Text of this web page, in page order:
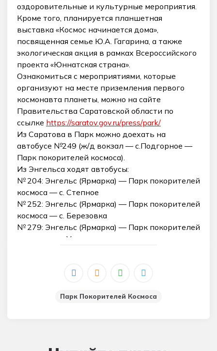
оздоровительные и культурные мероприятия.
Кроме того, планируется планшетная
выставка «Космос начинается дома»,
посвященная семье Ю.А. Гагарина, а также
экологическая акция в рамках Всероссийского
проекта «Юннатская страна».
Ознакомиться с мероприятиями, которые
организуют на месте приземления первого
космонавта планеты, можно на сайте
Правительства Саратовской области по
ссылке https://saratov.gov.ru/press/park/
Из Саратова в Парк можно доехать на
автобусе №249 (ж/д вокзал — с.Подгорное —
Парк покорителей космоса).
Из Энгельса ходят автобусы:
№ 204: Энгельс (Ярмарка) — Парк покорителей
космоса — с. Степное
№ 252: Энгельс (Ярмарка) — Парк покорителей
космоса — с. Березовка
№ 279: Энгельс (Ярмарка) — Парк покорителей
космоса — с. Узморье.
Парк Покорителей Космоса